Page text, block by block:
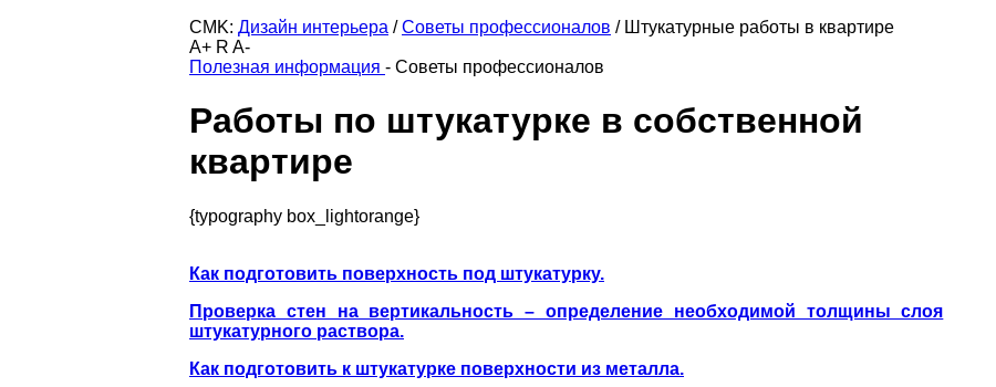
CMK: Дизайн интерьера /Советы профессионалов / Штукатурные работы в квартире
A+ R A-
Полезная информация - Советы профессионалов
Работы по штукатурке в собственной
квартире
{typography box_lightorange}
Как подготовить поверхность под штукатурку.
Проверка стен на вертикальность – определение необходимой толщины слоя
штукатурного раствора.
Как подготовить к штукатурке поверхности из металла.